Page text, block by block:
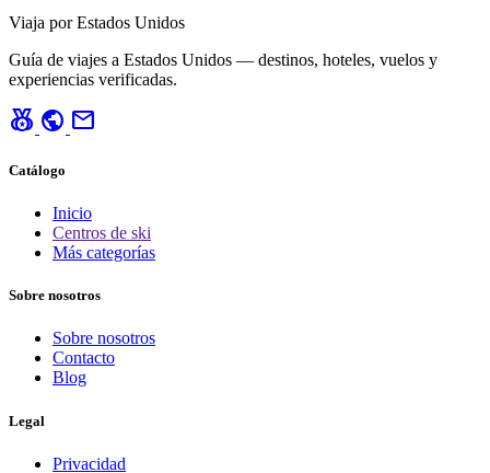
Viaja por Estados Unidos
Guía de viajes a Estados Unidos — destinos, hoteles, vuelos y
experiencias verificadas.
social_leaderboard public mail
Catálogo
Inicio
Centros de ski
Más categorías
Sobre nosotros
Sobre nosotros
Contacto
Blog
Legal
Privacidad